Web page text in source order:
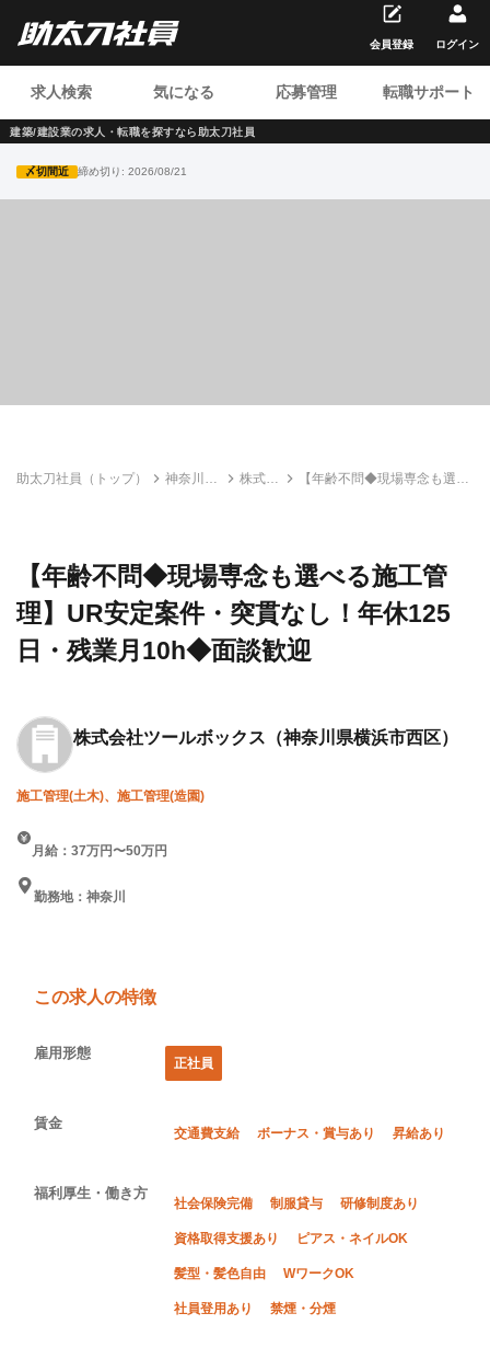
建築/建設業の求人・転職を探すなら助太刀社員
求人検索 気になる 応募管理 転職サポート
会員登録 ログイン
〆切間近 締め切り: 2026/08/21
助太刀社員（トップ）
神奈川の
株式会
【年齢不問◆現場専念も選べ
【年齢不問◆現場専念も選べる施工管
理】UR安定案件・突貫なし！年休125
日・残業月10h◆面談歓迎
株式会社ツールボックス （神奈川県横浜市西区）
施工管理(土木)、施工管理(造園)
月給：37万円〜50万円
勤務地：神奈川
この求人の特徴
雇用形態
正社員
賃金
交通費支給 ボーナス・賞与あり 昇給あり
福利厚生・働き方
社会保険完備 制服貸与 研修制度あり
資格取得支援あり ピアス・ネイルOK
髪型・髪色自由 WワークOK
社員登用あり 禁煙・分煙